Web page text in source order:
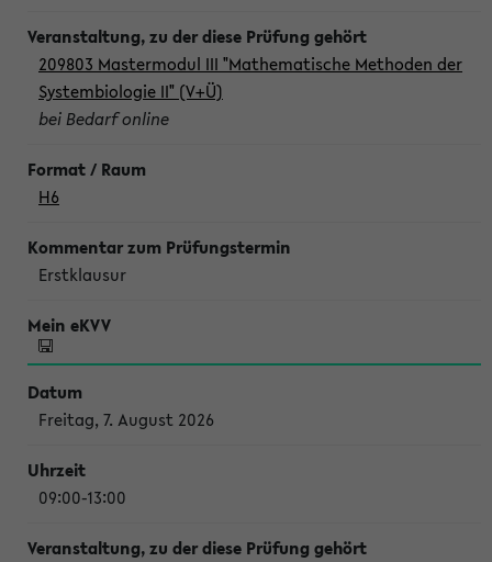
209803 Mastermodul III "Mathematische Methoden der
Systembiologie II" (V+Ü)
bei Bedarf online
H6
Erstklausur
Freitag, 7. August 2026
09:00-13:00